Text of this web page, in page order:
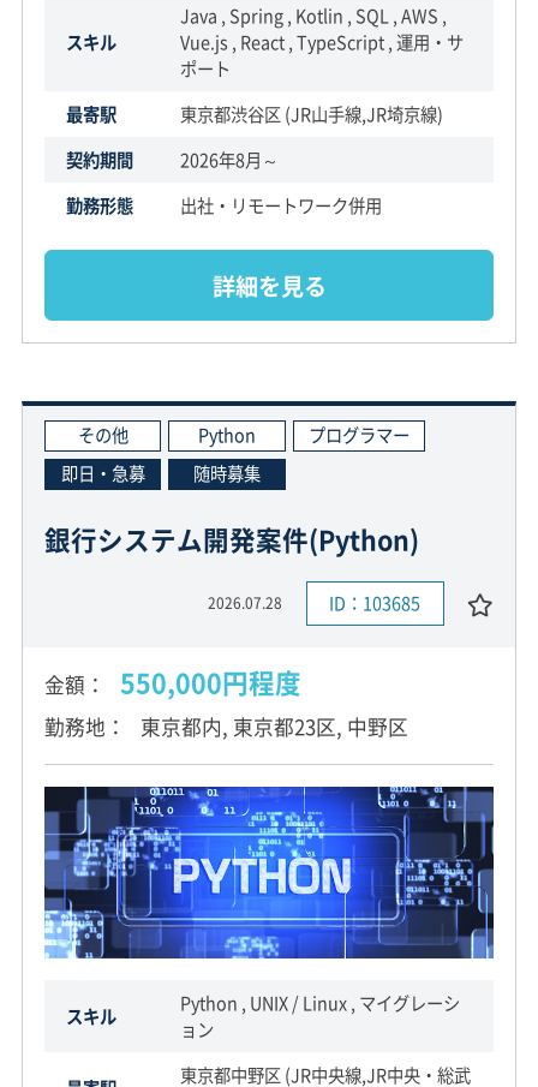
スキル
Java , Spring , Kotlin , SQL , AWS ,
Vue.js , React , TypeScript , 運用・サ
ポート
最寄駅
東京都渋谷区 (JR山手線,JR埼京線)
契約期間
2026年8月～
勤務形態
出社・リモートワーク併用
詳細を見る
その他 Python
プログラマー
即日・急募
随時募集
銀行システム開発案件(Python)
2026.07.28 ID：103685
金額 550,000円程度
勤務地 東京都内, 東京都23区, 中野区
スキル
Python , UNIX / Linux , マイグレーシ
ョン
東京都中野区 (JR中央線,JR中央・総武